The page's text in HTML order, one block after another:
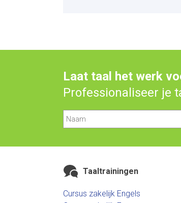
Laat taal het werk
Professionaliseer je
Taaltrainingen
Cursus zakelijk Engels